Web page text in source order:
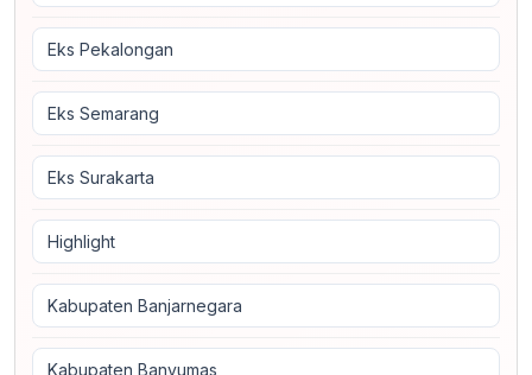
Eks Pekalongan
Eks Semarang
Eks Surakarta
Highlight
Kabupaten Banjarnegara
Kabupaten Banyumas